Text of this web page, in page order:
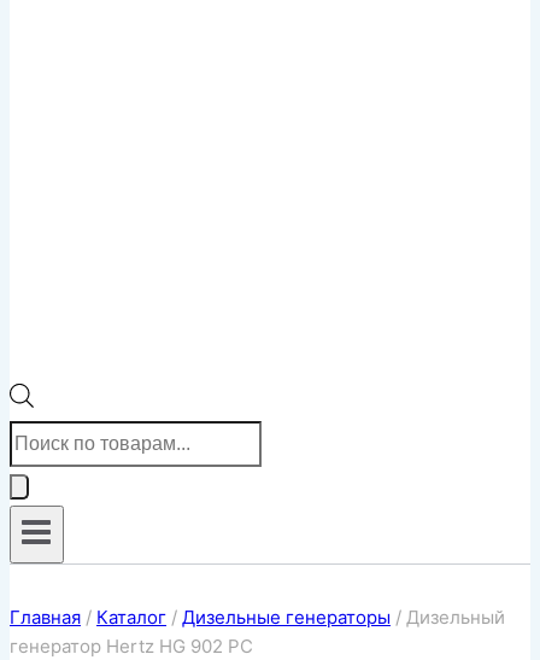
Поиск
товаров
Главная / Каталог / Дизельные генераторы / Дизельный
генератор Hertz HG 902 PC